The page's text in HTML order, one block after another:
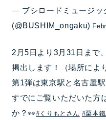
— ブシロードミュージッ
(@BUSHIM_ongaku)
2月5日より3月31日まで
掲出します！（場所によ
第1弾は東京駅と名古屋
すでにご覧いただいた方
か？👀#くりもとさん #栗本